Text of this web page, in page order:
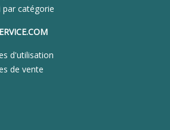
catégorie
d'utilisation
de vente